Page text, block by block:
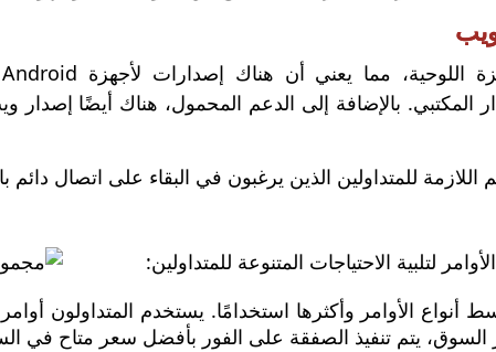
المكتبي. بالإضافة إلى الدعم المحمول، هناك أيضًا إصدار
الأوامر وأكثرها استخدامًا. يستخدم المتداولون
السوق، يتم تنفيذ الصفقة على الفور بأفضل سعر متاح في